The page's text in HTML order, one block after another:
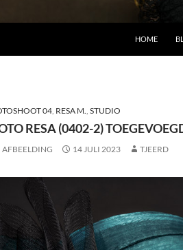
HOME
04, RESA M., STUDIO
RESA (0402-2)
AFBEELDING 14 JULI 2023 TJEERD